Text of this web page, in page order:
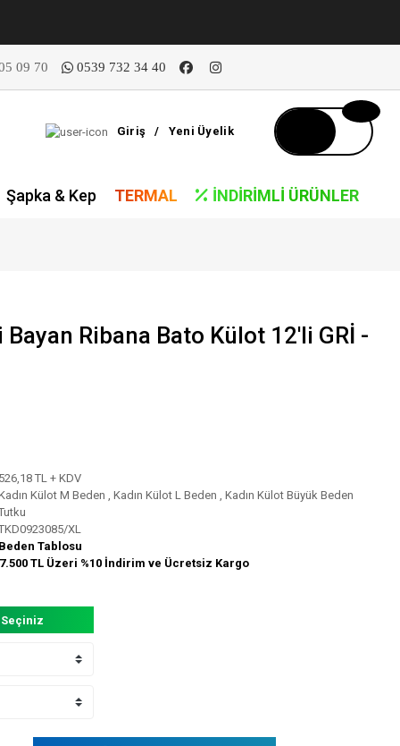
09 70 0539 732 34 40
Giriş / Yeni Üyelik
Şapka & Kep TERMAL İNDIRIMLI ÜRÜNLER
Ribana Bato Külot 12'li GRİ -
TL + KDV
Külot M Beden ,Kadın Külot L Beden ,Kadın Külot Büyük Beden
XL
Tablosu
7.500 TL Üzeri %10 İndirim ve Ücretsiz Kargo
Seçiniz